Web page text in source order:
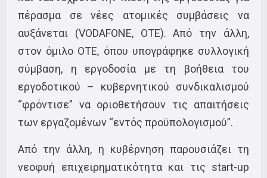
πέρασμα σε νέες ατομικές συμβάσεις να
αυξάνεται (VODAFONE, OTE). Από την άλλη,
στον όμιλο ΟΤΕ, όπου υπογράφηκε συλλογική
σύμβαση, η εργοδοσία με τη βοήθεια του
εργοδοτικού – κυβερνητικού συνδικαλισμού
“φρόντισε” να οριοθετήσουν τις απαιτήσεις
των εργαζομένων “εντός προϋπολογισμού”.
Από την άλλη, η κυβέρνηση παρουσιάζει τη
νεοφυή επιχειρηματικότητα και τις start-up